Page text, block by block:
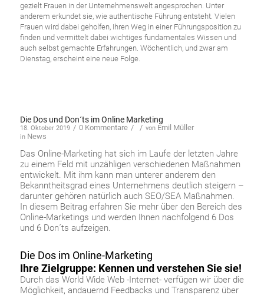
gezielt Frauen in der Unternehmenswelt angesprochen. Unter
anderem erkundet sie, wie authentische Führung entsteht. Vielen
Frauen wird dabei geholfen, Ihren Weg in einer Führungspositionzu
finden und vermittelt dabei wichtiges fundamentales Wissen und
auch selbst gemachteErfahrungen. Wöchentlich, und zwar am
Dienstag, erscheint eine neue Folge.
Die Dos und Don´ts im Online Marketing
18. Oktober 2019 / 0 Kommentare /
in News
/ von Emil Müller
Das Online-Marketing hat sich im Laufe der letzten Jahre
zu einem Feld mit unzähligen verschiedenen Maßnahmen
entwickelt. Mit ihm kann man unterer anderem den
Bekanntheitsgrad eines Unternehmens deutlich steigern –
darunter gehören natürlich auch SEO/SEA Maßnahmen.
In diesem Beitrag erfahren Sie mehr über den Bereich des
Online-Marketings und werden Ihnen nachfolgend 6 Dos
und 6 Don´ts aufzeigen.
Die Dos im Online-Marketing
Ihre Zielgruppe: Kennen und verstehen Sie sie!
Durch das World Wide Web -Internet- verfügen wir über die
Möglichkeit, andauernd Feedbacks und Transparenz über